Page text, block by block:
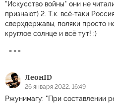
"Искусство войны" они не
признают) 2. Т.к. всё-таки
сверхдержавы, поляки просто
круглое солнце и всё тут! :)
ЛеонID
26 января 2022, 16:49
Ржунимагу: "При составлении